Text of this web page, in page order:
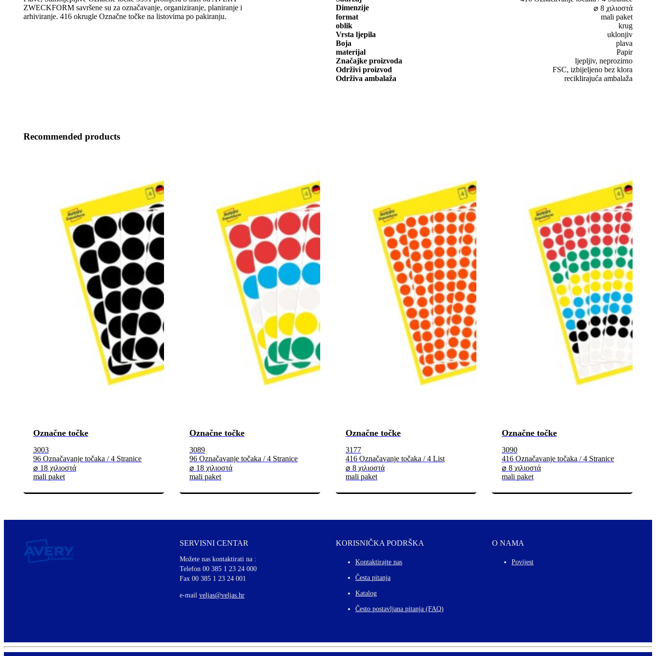
ZWECKFORM savršene su za označavanje, organiziranje, planiranje i
arhiviranje. 416 okrugle Označne točke na listovima po pakiranju.
Dimenzije
⌀ 8 χιλιοστά
format
mali paket
oblik
krug
Vrsta ljepila
uklonjiv
Boja
plava
materijal
Papir
Značajke proizvoda
ljepljiv, neprozirno
Održivi proizvod
FSC, izbijeljeno bez klora
Održiva ambalaža
reciklirajuća ambalaža
Recommended products
Označne točke
3003
96 Označavanje točaka / 4 Stranice
⌀ 18 χιλιοστά
mali paket
Označne točke
3089
96 Označavanje točaka / 4 Stranice
⌀ 18 χιλιοστά
mali paket
Označne točke
3177
416 Označavanje točaka / 4 List
⌀ 8 χιλιοστά
mali paket
Označne točke
3090
416 Označavanje točaka / 4 Stranice
⌀ 8 χιλιοστά
mali paket
SERVISNI CENTAR
Možete nas kontaktirati na :
Telefon 00 385 1 23 24 000
Fax 00 385 1 23 24 001
e-mail veljas@veljas.hr
KORISNIČKA PODRŠKA
Kontaktirajte nas
Česta pitanja
Katalog
Često postavljana pitanja (FAQ)
O NAMA
Povijest